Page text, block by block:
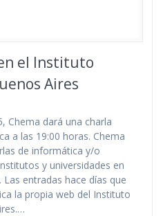
el Instituto
Aires
Chema dará una charla
a las 19:00 horas. Chema
de informática y/o
y universidades en
entradas hace días que
la propia web del Instituto